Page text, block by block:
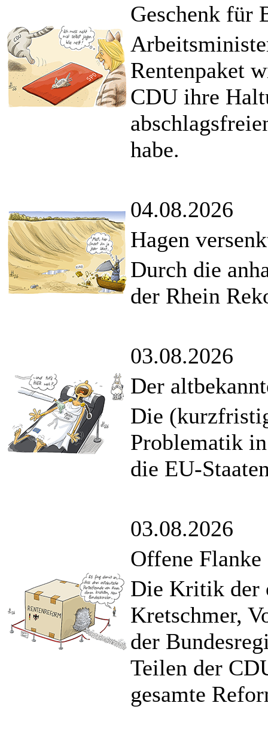
Geschenk für
Rentenpaket
CDU ihre
habe.
04.08.2026
Hagen
Durch die
der Rhein
03.08.2026
Der
Die
Problematik
die EU-
03.08.2026
Offene Flanke
Die Kritik der
Kretschmer,
der
Teilen der
gesamte